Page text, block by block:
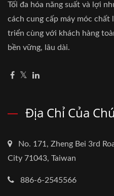
Tối đa hóa năng suất và lợi
cách cung cấp máy móc
triển cùng với khách hàng
bền vững, lâu dài.
Địa Chỉ Của
No. 171, Zheng Bei 3rd
City 71043, Taiwan
886-6-2545566